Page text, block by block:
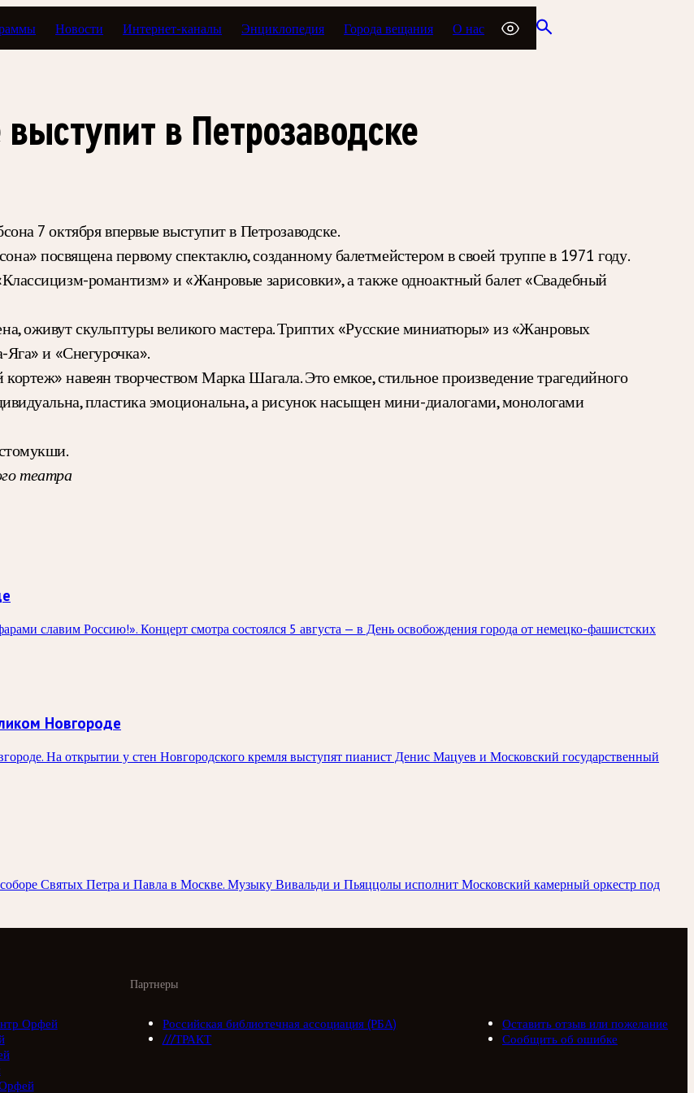
Новости Интернет-каналы Энциклопедия Города вещания О нас
в Петрозаводске
7 октября впервые выступит в Петрозаводске.
посвящена первому спектаклю, созданному балетмейстером в своей труппе в 1971 году.
романтизм» и «Жанровые зарисовки», а также одноактный балет «Свадебный
оживут скульптуры великого мастера. Триптих «Русские миниатюры» из «Жанровых
Яга» и «Снегурочка».
навеян творчеством Марка Шагала. Это емкое, стильное произведение трагедийного
пластика эмоциональна, а рисунок насыщен мини-диалогами, монологами
театра
славим Россию!». Концерт смотра состоялся 5 августа — в День освобождения города от немецко-фашистских
Новгороде
На открытии у стен Новгородского кремля выступят пианист Денис Мацуев и Московский государственный
соборе Святых Петра и Павла в Москве. Музыку Вивальди и Пьяццолы исполнит Московский камерный оркестр под
Орфей
Партнеры
Российская библиотечная ассоциация (РБА)
///ТРАКТ
Оставить отзыв или пожелание
Сообщить об ошибке